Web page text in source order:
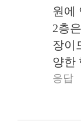
원에
2층
장이
양한
응답